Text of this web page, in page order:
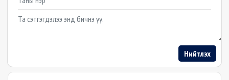
Example textarea
Нийтлэх